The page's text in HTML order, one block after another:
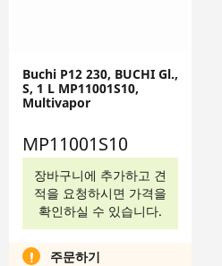
Buchi P12 230, BUCHI Gl.,
S, 1 L MP11001S10,
Multivapor
MP11001S10
장바구니에 추가하고 견
적을 요청하시면 가격을
확인하실 수 있습니다.
주문하기